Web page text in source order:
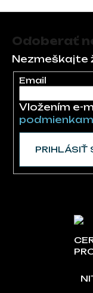
Odoberať
Nezmeškajte
Email
Vložením e-
PRIHLÁSIŤ